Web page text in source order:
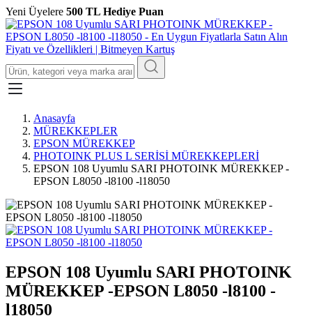
Yeni Üyelere 500 TL Hediye Puan
Anasayfa
MÜREKKEPLER
EPSON MÜREKKEP
PHOTOINK PLUS L SERİSİ MÜREKKEPLERİ
EPSON 108 Uyumlu SARI PHOTOINK MÜREKKEP -
EPSON L8050 -l8100 -l18050
EPSON 108 Uyumlu SARI PHOTOINK
MÜREKKEP -EPSON L8050 -l8100 -
l18050